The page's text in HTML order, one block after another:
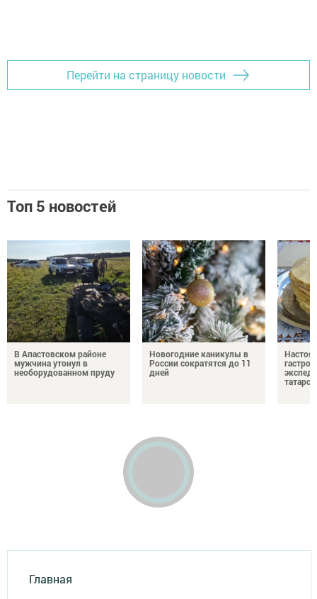
Перейти на страницу новости
Топ 5 новостей
В Апастовском районе
мужчина утонул в
необорудованном пруду
Новогодние каникулы в
России сократятся до 11
дней
Главная